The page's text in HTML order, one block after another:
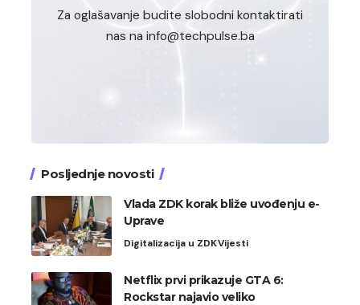
Za oglašavanje budite slobodni kontaktirati
nas na info@techpulse.ba
Posljednje novosti
Vlada ZDK korak bliže uvođenju e-
Uprave
Digitalizacija u ZDKVijesti
Netflix prvi prikazuje GTA 6:
Rockstar najavio veliko